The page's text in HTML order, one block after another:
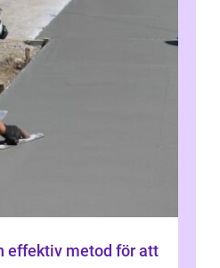
effektiv metod för att